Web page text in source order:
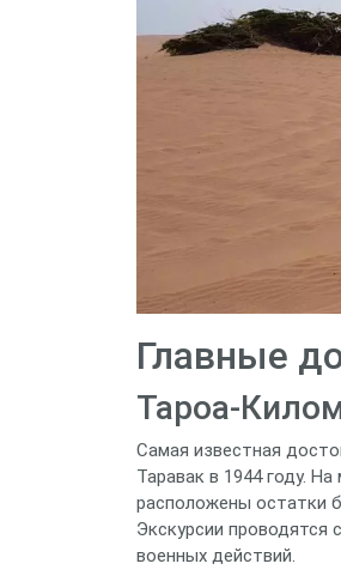
Главные
Самая известная
Таравак в 1944 году.
расположены остатки
Экскурсии проводятся
военных действий.